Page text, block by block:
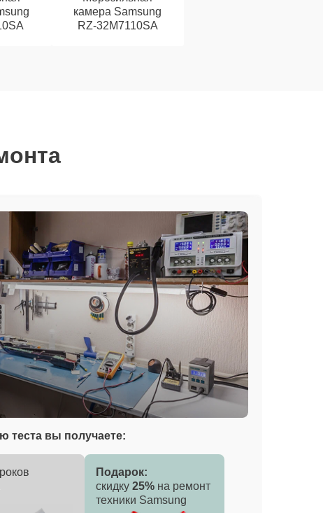
камера Samsung
RZ-32M7110SA
теста вы получаете:
Подарок:
скидку 25% на ремонт
техники Samsung